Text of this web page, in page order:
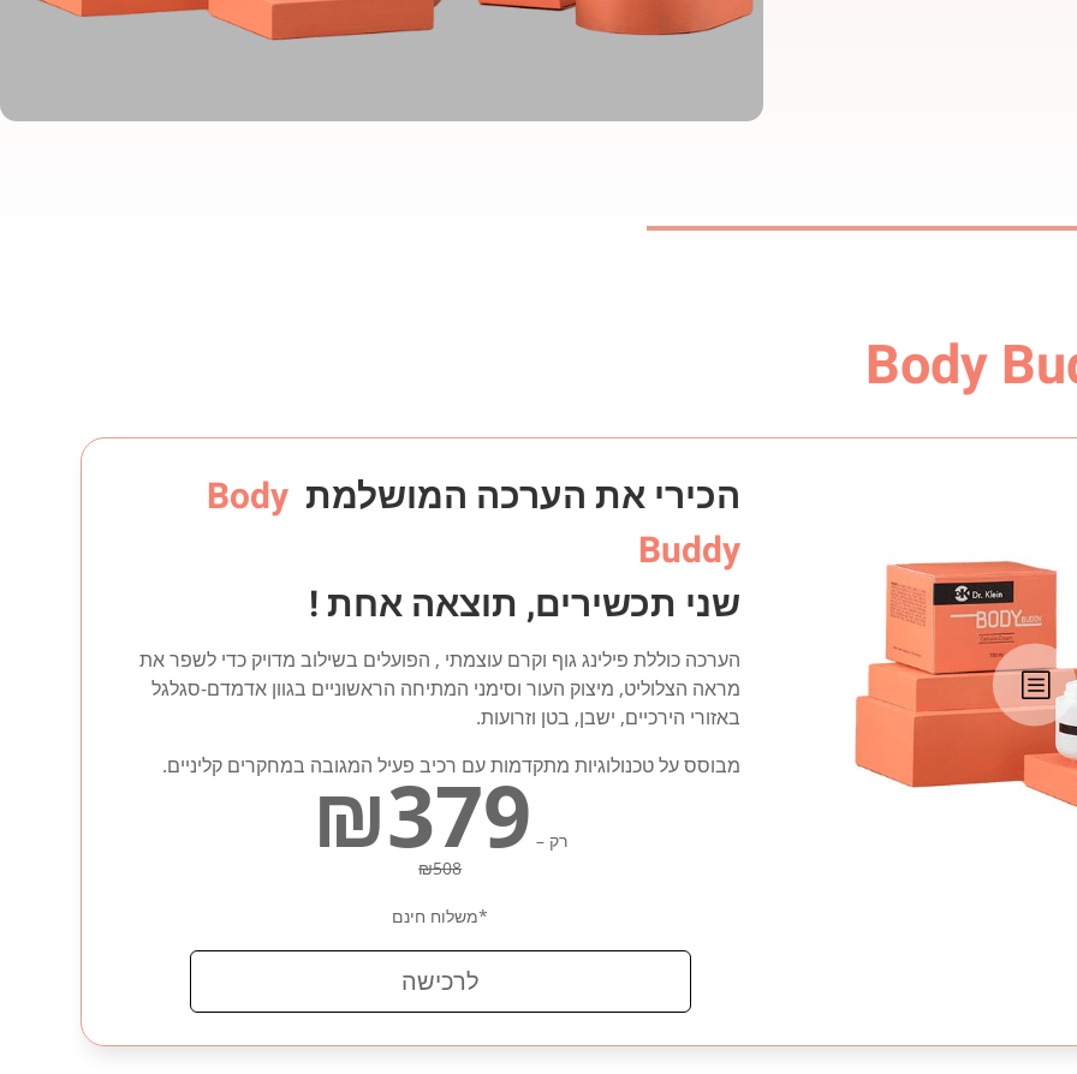
הכירי את הערכה המושלמת Body
Buddy
שני תכשירים, תוצאה אחת !
הערכה כוללת פילינג גוף וקרם עוצמתי , הפועלים בשילוב מדויק כדי לשפר את
מראה הצלוליט, מיצוק העור וסימני המתיחה הראשוניים בגוון אדמדם-סגלגל
באזורי הירכיים, ישבן, בטן וזרועות.
מבוסס על טכנולוגיות מתקדמות עם רכיב פעיל המגובה במחקרים קליניים.
רק – ₪379
₪508
*משלוח חינם
לרכישה
b